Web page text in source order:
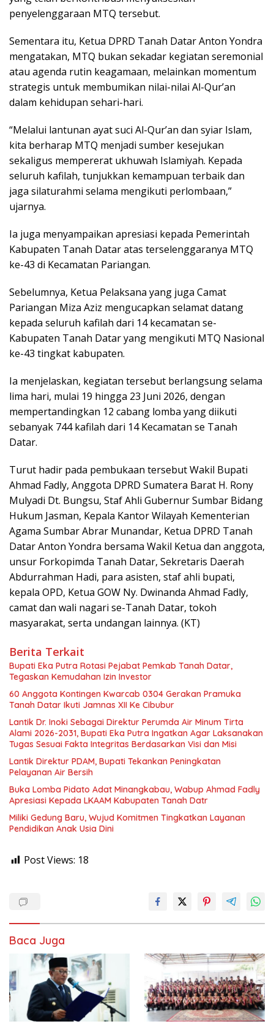
penyelenggaraan MTQ tersebut.
Sementara itu, Ketua DPRD Tanah Datar Anton Yondra
mengatakan, MTQ bukan sekadar kegiatan seremonial
atau agenda rutin keagamaan, melainkan momentum
strategis untuk membumikan nilai-nilai Al-Qur’an
dalam kehidupan sehari-hari.
“Melalui lantunan ayat suci Al-Qur’an dan syiar Islam,
kita berharap MTQ menjadi sumber kesejukan
sekaligus mempererat ukhuwah Islamiyah. Kepada
seluruh kafilah, tunjukkan kemampuan terbaik dan
jaga silaturahmi selama mengikuti perlombaan,”
ujarnya.
Ia juga menyampaikan apresiasi kepada Pemerintah
Kabupaten Tanah Datar atas terselenggaranya MTQ
ke-43 di Kecamatan Pariangan.
Sebelumnya, Ketua Pelaksana yang juga Camat
Pariangan Miza Aziz mengucapkan selamat datang
kepada seluruh kafilah dari 14 kecamatan se-
Kabupaten Tanah Datar yang mengikuti MTQ Nasional
ke-43 tingkat kabupaten.
Ia menjelaskan, kegiatan tersebut berlangsung selama
lima hari, mulai 19 hingga 23 Juni 2026, dengan
mempertandingkan 12 cabang lomba yang diikuti
sebanyak 744 kafilah dari 14 Kecamatan se Tanah
Datar.
Turut hadir pada pembukaan tersebut Wakil Bupati
Ahmad Fadly, Anggota DPRD Sumatera Barat H. Rony
Mulyadi Dt. Bungsu, Staf Ahli Gubernur Sumbar Bidang
Hukum Jasman, Kepala Kantor Wilayah Kementerian
Agama Sumbar Abrar Munandar, Ketua DPRD Tanah
Datar Anton Yondra bersama Wakil Ketua dan anggota,
unsur Forkopimda Tanah Datar, Sekretaris Daerah
Abdurrahman Hadi, para asisten, staf ahli bupati,
kepala OPD, Ketua GOW Ny. Dwinanda Ahmad Fadly,
camat dan wali nagari se-Tanah Datar, tokoh
masyarakat, serta undangan lainnya. (KT)
Berita Terkait
Bupati Eka Putra Rotasi Pejabat Pemkab Tanah Datar,
Tegaskan Kemudahan Izin Investor
60 Anggota Kontingen Kwarcab 0304 Gerakan Pramuka
Tanah Datar Ikuti Jamnas XII Ke Cibubur
Lantik Dr. Inoki Sebagai Direktur Perumda Air Minum Tirta
Alami 2026-2031, Bupati Eka Putra Ingatkan Agar Laksanakan
Tugas Sesuai Fakta Integritas Berdasarkan Visi dan Misi
Lantik Direktur PDAM, Bupati Tekankan Peningkatan
Pelayanan Air Bersih
Buka Lomba Pidato Adat Minangkabau, Wabup Ahmad Fadly
Apresiasi Kepada LKAAM Kabupaten Tanah Datr
Miliki Gedung Baru, Wujud Komitmen Tingkatkan Layanan
Pendidikan Anak Usia Dini
Post Views: 18
Baca Juga